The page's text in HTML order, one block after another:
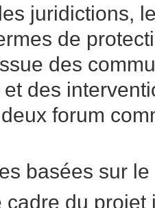
juridictions,
de
des
des
forum
basées sur
du projet